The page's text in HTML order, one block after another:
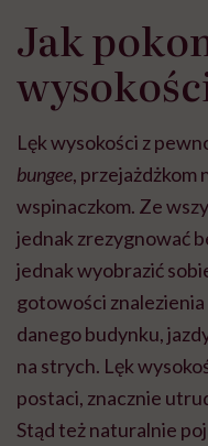
Jak
Lęk wysokości z
bungee, przejażdżkom
wspinaczkom. Ze
jednak zrezygnować
jednak wyobrazić
gotowości
danego budynku,
na strych. Lęk
postaci, znacznie
Stąd też naturalnie